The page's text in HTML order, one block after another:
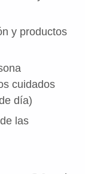
y productos
cuidados
día)
las